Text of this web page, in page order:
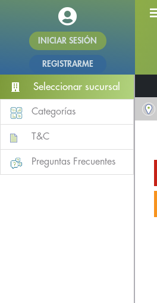
INICIAR SESIÓN
REGISTRARME
Seleccionar sucursal
Categorías
T&C
Preguntas Frecuentes